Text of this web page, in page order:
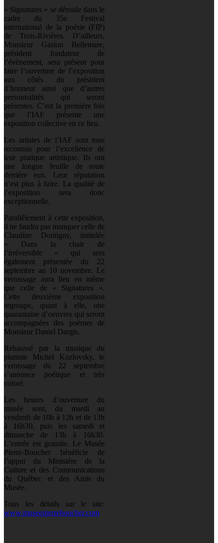
« Signatures » se déroule dans le
cadre du 35e Festival
international de la poésie (FIP)
de Trois-Rivières. D’ailleurs,
Monsieur Gaston Bellemare,
président fondateur de
l’évènement, sera présent pour
faire l’ouverture de l’exposition
aux côtés du président
d’honneur ainsi que d’autres
personnalités qui seront
présentes. C’est la première fois
que l’IAF présente une
exposition collective en ce lieu.
Les artistes de l’IAF sont tous
reconnus pour l’excellence de
leur pratique artistique. Ils ont
une longue feuille de route
derrière eux. Leur réputation
n’est plus à faire. La qualité de
l’exposition sera donc
exceptionnelle.
Parallèlement à cette exposition,
il ne faudra pas manquer celle de
Claudine Dontigny, intitulée
« Dans la chair de
l’irréversible » qui sera
également présentée du 22
septembre au 10 novembre. Le
vernissage aura lieu en même
que celle de « Signatures ».
Cette deuxième exposition
regroupe, quant à elle, une
quarantaine d’oeuvres qui seront
accompagnées des poèmes de
Monsieur Daniel Dargis.
Rehaussé par la musique du
pianiste Michel Kozlovsky, le
vernissage du 22 septembre
s’annonce poétique et très
coloré.
Les heures d’ouverture du
musée sont, du mardi au
vendredi de 10h à 12h et de 13h
à 16h30, puis les samedi et
dimanche de 13h à 16h30.
L’entrée est gratuite. Le Musée
Pierre-Boucher bénéficie de
l’appui du Ministère de la
Culture et des Communications
du Québec et des Amis du
Musée.
Tous les détails sur le site:
www.museepierreboucher.com